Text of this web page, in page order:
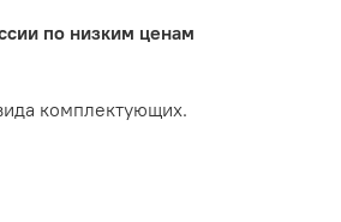
по низким ценам
комплектующих.